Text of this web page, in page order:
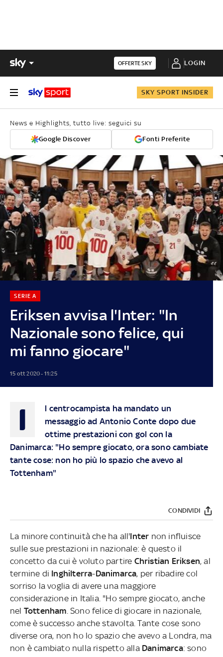
OFFERTE SKY LOGIN
SKY SPORT INSIDER
News e Highlights, tutto live: seguici su
Google Discover Fonti Preferite
Eriksen avvisa l'Inter: "In
Nazionale sono felice, qui
mi fanno giocare"
SERIE A
15 ott 2020 - 11:25
I
l centrocampista ha mandato un
messaggio ad Antonio Conte dopo due
ottime prestazioni con gol con la
Danimarca: "Ho sempre giocato, ora sono cambiate
tante cose: non ho più lo spazio che avevo al
Tottenham"
CONDIVIDI
La minore continuità che ha all'Inter non influisce
sulle sue prestazioni in nazionale: è questo il
concetto da cui è voluto partire Christian Eriksen, al
termine di Inghilterra-Danimarca, per ribadire col
sorriso la voglia di avere una maggiore
considerazione in Italia. "Ho sempre giocato, anche
nel Tottenham . Sono felice di giocare in nazionale,
come è successo anche stavolta. Tante cose sono
diverse ora, non ho lo spazio che avevo a Londra, ma
non è cambiato nulla rispetto alla Danimarca: sono